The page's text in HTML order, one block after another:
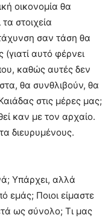
οικονομία θα
στοιχεία
σαν τάση θα
(γιατί αυτό φέρνει
καθώς αυτές δεν
θα συνθλιβούν, θα
στις μέρες μας;
καν με τον αρχαίο.
διευρυμένους.
Υπάρχει, αλλά
εμάς; Ποιοι είμαστε
ως σύνολο; Τι μας